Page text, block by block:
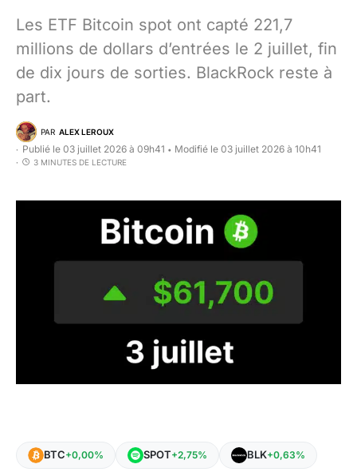
Les ETF Bitcoin spot ont capté 221,7
millions de dollars d’entrées le 2 juillet, fin
de dix jours de sorties. BlackRock reste à
part.
PAR ALEX LEROUX
Publié le 03 juillet 2026 à 09h41 • Modifié le 03 juillet 2026 à 10h41
3 MINUTES DE LECTURE
BTC+0,00% SPOT+2,75% BLK+0,63%